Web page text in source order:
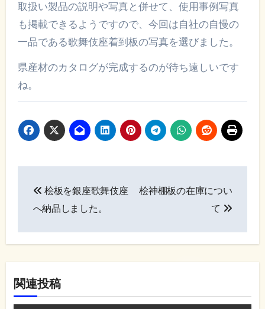
取扱い製品の説明や写真と併せて、使用事例写真
も掲載できるようですので、今回は自社の自慢の
一品である歌舞伎座着到板の写真を選びました。
県産材のカタログが完成するのが待ち遠しいです
ね。
ビ
ゲ
ー
桧板を銀座歌舞伎座
へ納品しました。
桧神棚板の在庫につい
て
関連投稿